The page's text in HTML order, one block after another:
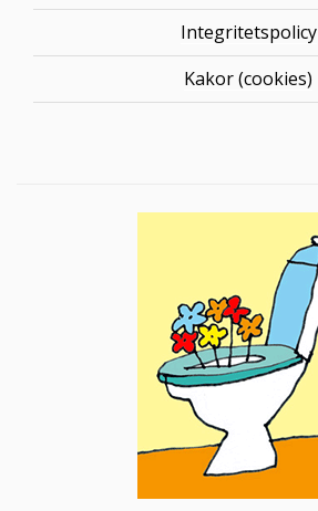
Integritetspolicy
Kakor (cookies)